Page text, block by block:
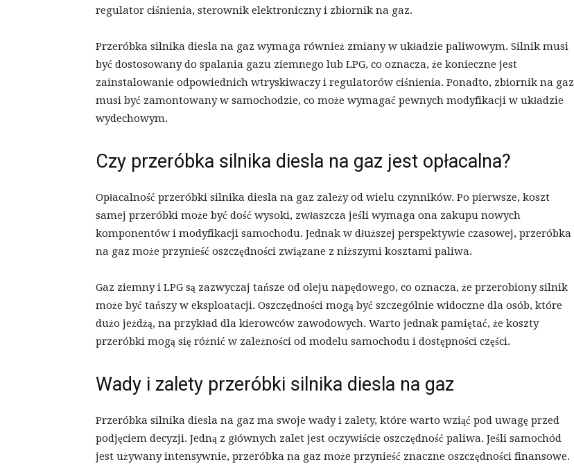
regulator ciśnienia, sterownik elektroniczny i zbiornik na gaz.
Przeróbka silnika diesla na gaz wymaga również zmiany w układzie paliwowym. Silnik musi
być dostosowany do spalania gazu ziemnego lub LPG, co oznacza, że ​​konieczne jest
zainstalowanie odpowiednich wtryskiwaczy i regulatorów ciśnienia. Ponadto, zbiornik na gaz
musi być zamontowany w samochodzie, co może wymagać pewnych modyfikacji w układzie
wydechowym.
Czy przeróbka silnika diesla na gaz jest opłacalna?
Opłacalność przeróbki silnika diesla na gaz zależy od wielu czynników. Po pierwsze, koszt
samej przeróbki może być dość wysoki, zwłaszcza jeśli wymaga ona zakupu nowych
komponentów i modyfikacji samochodu. Jednak w dłuższej perspektywie czasowej, przeróbka
na gaz może przynieść oszczędności związane z niższymi kosztami paliwa.
Gaz ziemny i LPG są zazwyczaj tańsze od oleju napędowego, co oznacza, że ​​przerobiony silnik
może być tańszy w eksploatacji. Oszczędności mogą być szczególnie widoczne dla osób, które
dużo jeżdżą, na przykład dla kierowców zawodowych. Warto jednak pamiętać, że koszty
przeróbki mogą się różnić w zależności od modelu samochodu i dostępności części.
Wady i zalety przeróbki silnika diesla na gaz
Przeróbka silnika diesla na gaz ma swoje wady i zalety, które warto wziąć pod uwagę przed
podjęciem decyzji. Jedną z głównych zalet jest oczywiście oszczędność paliwa. Jeśli samochód
jest używany intensywnie, przeróbka na gaz może przynieść znaczne oszczędności finansowe.